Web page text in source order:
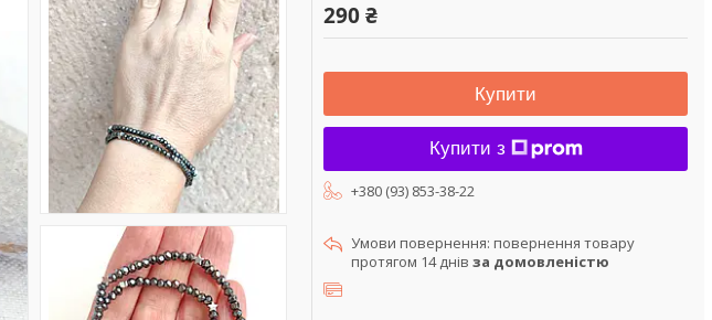
290 ₴
Купити
Купити з
+380 (93) 853-38-22
повернення товару
протягом 14 днів за домовленістю